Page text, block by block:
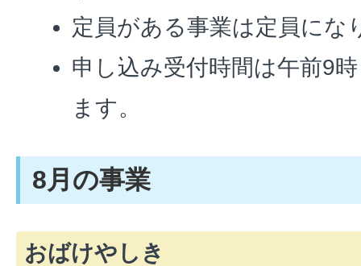
定員がある事業は定員にな
申し込み受付時間は午前9
ます。
8月の事業
おばけやしき